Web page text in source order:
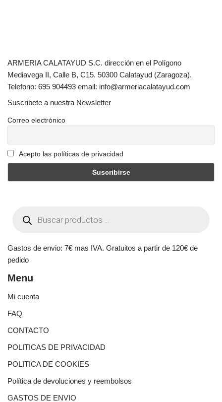
ARMERIA CALATAYUD S.C. dirección en el Polígono
Mediavega II, Calle B, C15. 50300 Calatayud (Zaragoza).
Telefono: 695 904493 email: info@armeriacalatayud.com
Suscribete a nuestra Newsletter
Correo electrónico
Acepto las políticas de privacidad
Gastos de envio: 7€ mas IVA. Gratuitos a partir de 120€ de
pedido
Menu
Mi cuenta
FAQ
CONTACTO
POLITICAS DE PRIVACIDAD
POLITICA DE COOKIES
Política de devoluciones y reembolsos
GASTOS DE ENVIO